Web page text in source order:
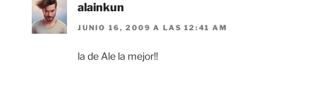
alainkun
JUNIO 16, 2009 A LAS 12:41 AM
la de Ale la mejor!!